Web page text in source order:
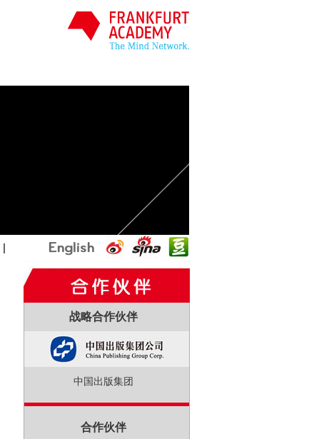
|
战略合作伙伴
中国出版集团
合作伙伴